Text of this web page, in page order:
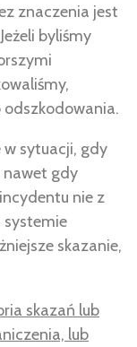
znaczenia jest
byliśmy
w sytuacji, gdy
nawet gdy
nie z
systemie
skazanie,
skazań lub
lub